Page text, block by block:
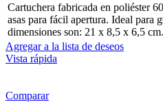
Cartuchera fabricada en poliéster
asas para fácil apertura. Ideal para
dimensiones son: 21 x 8,5 x 6,5 cm.
Agregar a la lista de deseos
Vista rápida
Comparar